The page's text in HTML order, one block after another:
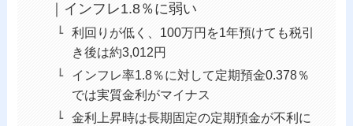
｜インフレ1.8％に弱い
利回りが低く、100万円を1年預けても税引
き後は約3,012円
インフレ率1.8％に対して定期預金0.378％
では実質金利がマイナス
金利上昇時は長期固定の定期預金が不利に